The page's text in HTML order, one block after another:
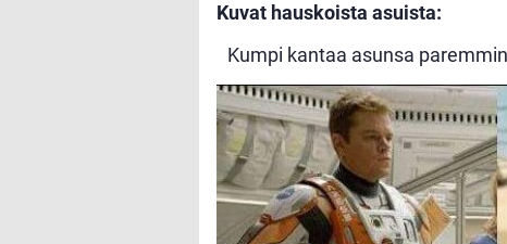
Kuvat hauskoista asuista:
Kumpi kantaa asunsa